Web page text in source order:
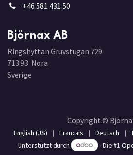
+46 581 431 50
Björnax AB
Ringshyttan Gruvstugan 729
713 93 Nora
Sverige
Copyright ©
English (US) | Français | Deutsch |
Unterstützt durch
- Die #1